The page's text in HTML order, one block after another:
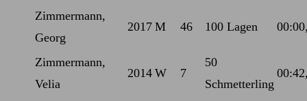
Zimmermann,
Georg
2017 M 46 100 Lagen
Zimmermann,
Velia
2014 W 7
50
Schmetterling